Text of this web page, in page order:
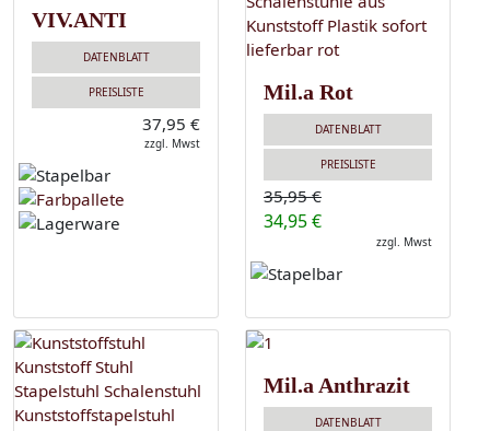
VIV.ANTI
DATENBLATT
PREISLISTE
37,95 €
zzgl. Mwst
Mil.a Rot
DATENBLATT
PREISLISTE
35,95 €
34,95 €
zzgl. Mwst
Mil.a Anthrazit
DATENBLATT